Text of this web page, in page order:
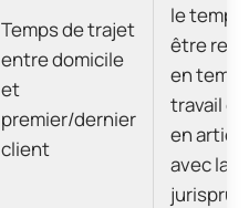
Temps de trajet
entre domicile
et
premier/dernier
client
le
être
en
travail
en
avec la